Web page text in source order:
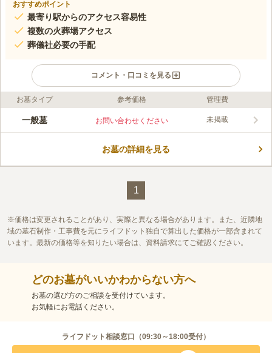
おすすめポイント
最寄り駅からのアクセス容易性
複数の火葬場アクセス
葬儀社必要の手配
コメント・口コミを見る
口コミ評価
この霊園はまだ誰からも評価されていません。
お墓タイプ 参考価格 管理費
一般墓 お問い合わせください 未掲載
お墓の詳細を見る
1
価格は変更されることがあり、実際と異なる場合があります。また、近隣地
域の墓石制作・工事費を元にライフドット独自で算出した価格が一部含まれて
います。最新の価格等を知りたい場合は、資料請求にてご確認ください。
どのお墓がいいかわからない方へ
お墓の選び方のご相談を受付けています。
お気軽にお電話ください。
ライフドット相談窓口（09:30～18:00受付）